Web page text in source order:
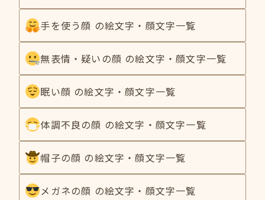
手を使う顔 の絵文字・顔文字一覧
無表情・疑いの顔 の絵文字・顔文字一覧
眠い顔 の絵文字・顔文字一覧
体調不良の顔 の絵文字・顔文字一覧
帽子の顔 の絵文字・顔文字一覧
メガネの顔 の絵文字・顔文字一覧